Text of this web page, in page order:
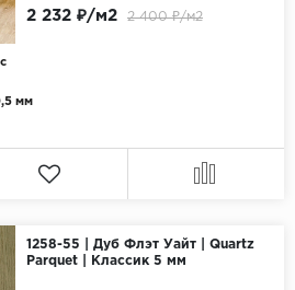
мм
2 232 ₽/м2 2 400 ₽/м2
1258-55 | Дуб Флэт Уайт | Quartz
Parquet | Классик 5 мм